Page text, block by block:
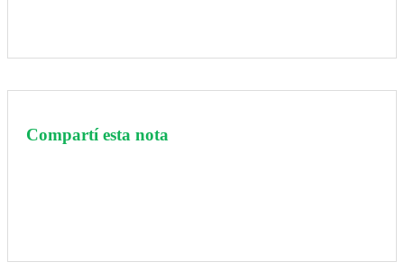
Compartí esta nota